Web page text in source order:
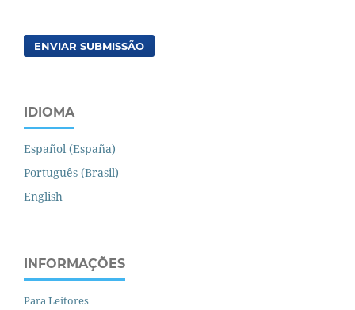
ENVIAR SUBMISSÃO
IDIOMA
Español (España)
Português (Brasil)
English
INFORMAÇÕES
Para Leitores